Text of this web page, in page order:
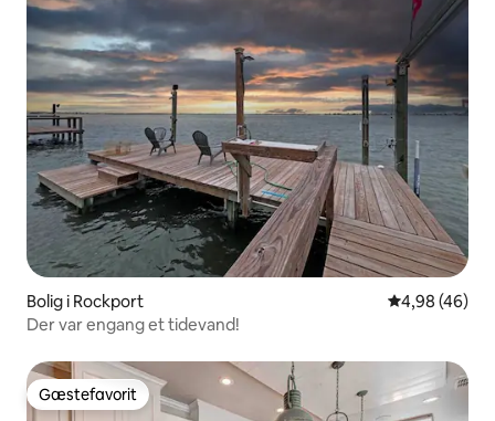
Bolig i Rockport 4,98 ud af 5 i
4,98 (46)
Der var engang et tidevand!
Gæstefavorit
Gæstefavorit